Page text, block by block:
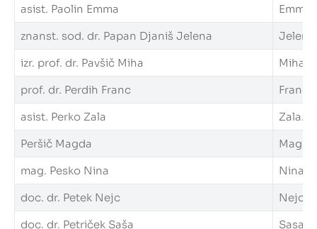
asist. Paolin Emma
znanst. sod. dr. Papan Djaniš Jelena
izr. prof. dr. Pavšič Miha
prof. dr. Perdih Franc
asist. Perko Zala
Peršič Magda
mag. Pesko Nina
doc. dr. Petek Nejc
doc. dr. Petriček Saša